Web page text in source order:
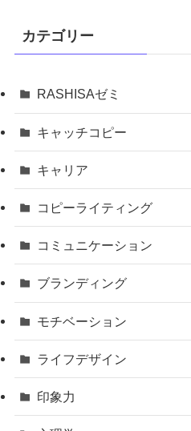
カテゴリー
RASHISAゼミ
キャッチコピー
キャリア
コピーライティング
コミュニケーション
ブランディング
モチベーション
ライフデザイン
印象力